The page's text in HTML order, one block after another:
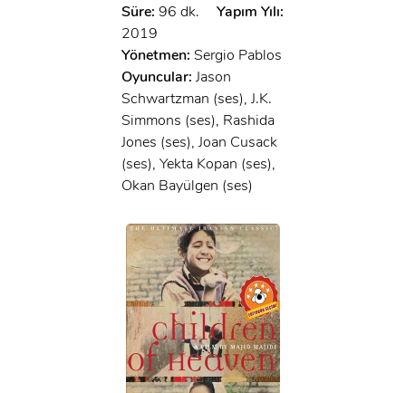
Süre: 96 dk.
Yapım Yılı:
2019
Yönetmen: Sergio Pablos
Oyuncular: Jason
Schwartzman (ses), J.K.
Simmons (ses), Rashida
Jones (ses), Joan Cusack
(ses), Yekta Kopan (ses),
Okan Bayülgen (ses)